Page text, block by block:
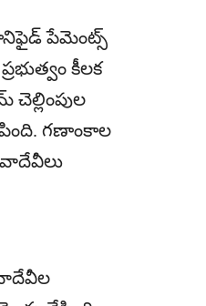
పేమెంట్స్
కీలక
చెల్లింపుల
గణాంకాల